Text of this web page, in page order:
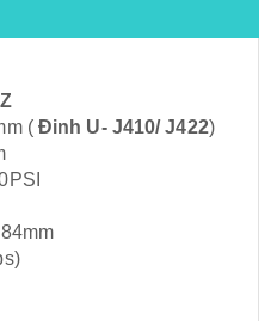
( Đinh U- J410/ J422)